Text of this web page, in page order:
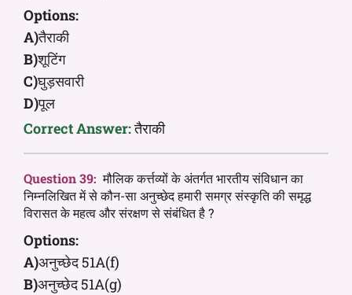
Options:
A)तैराकी
B)शूटिंग
C)घुड़सवारी
D)पूल
Correct Answer:तैराकी
Question 39: मौलिक कर्त्तव्यों के अंतर्गत भारतीय संविधान का
निम्नलिखित में से कौन-सा अनुच्छेद हमारी समग्र संस्कृति की समृद्ध
विरासत के महत्व और संरक्षण से संबंधित है ?
Options:
A)अनुच्छेद 51A(f)
B)अनुच्छेद 51A(g)